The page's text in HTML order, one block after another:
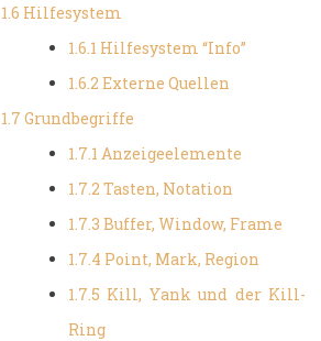
1.6 Hilfesystem
1.6.1 Hilfesystem “Info”
1.6.2 Externe Quellen
1.7 Grundbegriffe
1.7.1 Anzeigeelemente
1.7.2 Tasten, Notation
1.7.3 Buffer, Window, Frame
1.7.4 Point, Mark, Region
1.7.5 Kill, Yank und der Kill-
Ring